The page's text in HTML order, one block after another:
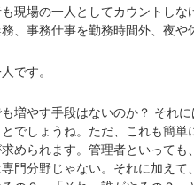
現場の一人としてカウントしな
、事務仕事を勤務時間外、夜や
です。
増やす手段はないのか？ それ
でしょうね。ただ、これも簡
められます。管理者といって
門分野じゃない。それに加え